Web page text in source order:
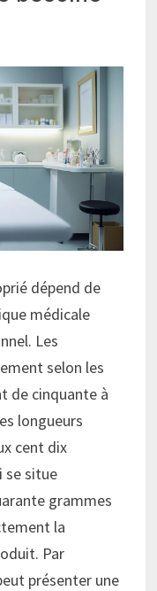
dépend de
médicale
Les
selon les
de cinquante à
longueurs
cent dix
se situe
grammes
la
Par
présenter une